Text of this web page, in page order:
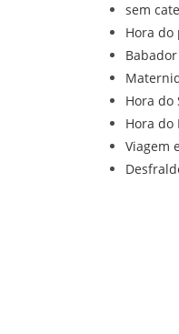
sem
Hora do
Babador
Hora do
Hora do
Viagem